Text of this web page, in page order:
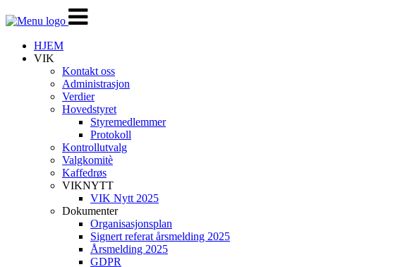
Veksle
navigasjon
HJEM
VIK
Kontakt oss
Administrasjon
Verdier
Hovedstyret
Styremedlemmer
Protokoll
Kontrollutvalg
Valgkomitè
Kaffedrøs
VIKNYTT
VIK Nytt 2025
Dokumenter
Organisasjonsplan
Signert referat årsmelding 2025
Årsmelding 2025
GDPR